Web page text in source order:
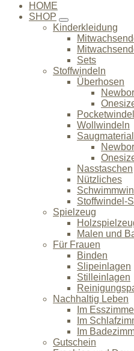
HOME
SHOP
Kinderkleidung
Sets
Stoffwindeln
Überhosen
Wollwindeln
Saugmaterial
Nasstaschen
Nützliches
Stoffwindel-
Spielzeug
Malen und
Für Frauen
Binden
Slipeinlagen
Stilleinlagen
Nachhaltig Leben
Im
Im
Im
Gutschein